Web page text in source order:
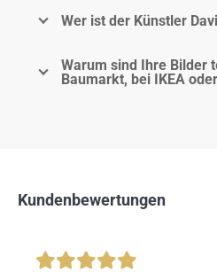
Wer ist der Künstler
Warum sind Ihre Bilder
Baumarkt, bei IKEA
Kundenbewertungen